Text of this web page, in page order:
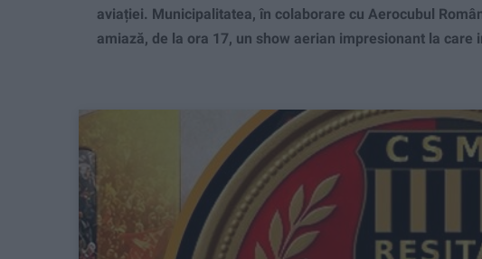
aviației. Municipalitatea, în colaborare cu Aerocubul
amiază, de la ora 17, un show aerian impresionant la care